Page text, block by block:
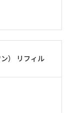
） リフィル